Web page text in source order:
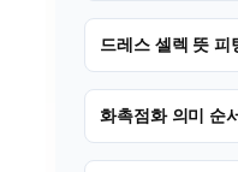
드레스 셀렉 뜻 피
화촉점화 의미 순